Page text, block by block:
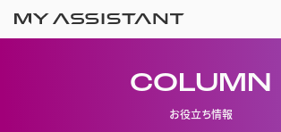
COLUMN
お役立ち情報